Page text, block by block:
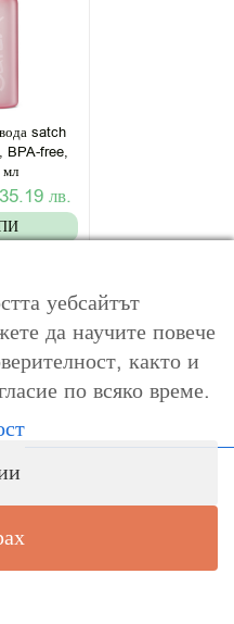
satch
BPA-free,
мл
35.19 лв.
Satch за
тийнове са:
уебсайтът
да научите повече
както и
по всяко време.
преди сезона!
до изчерване на
×